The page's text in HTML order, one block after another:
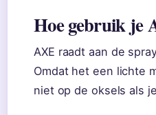
Hoe gebruik je
AXE raadt aan de
Omdat het een lichte
niet op de oksels als